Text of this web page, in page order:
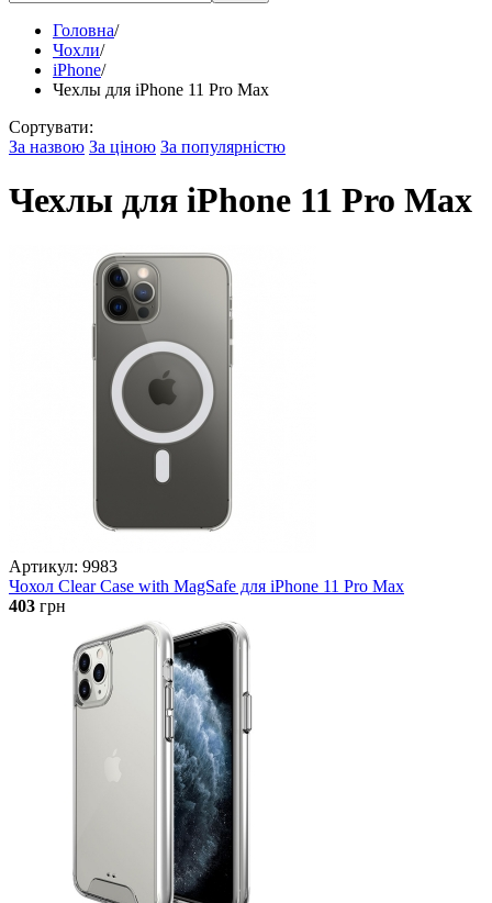
Головна/
Чохли/
iPhone/
Чехлы для iPhone 11 Pro Max
Сортувати:
За назвою За ціною За популярністю
Чехлы для iPhone 11 Pro Max
Артикул: 9983
Чохол Clear Case with MagSafe для iPhone 11 Pro Max
403 грн